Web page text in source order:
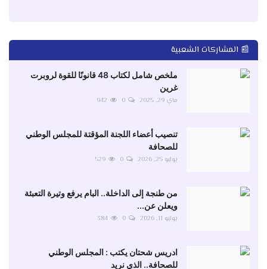
📰 المشاركات الشعبية
ملخص شامل لكتاب 48 قانونًا للقوة لروبرت
غرين
ماي 29, 2025
0
942
تنصيب أعضاء اللجنة المؤقتة للمجلس الوطني
للصحافة
يوليو 25, 2026
0
529
من طنجة إلى الداخلة.. البام يرفع وتيرة التعبئة
ويعلن عن...
يوليو 11, 2026
0
384
ادريس شحتان يكتب : المجلس الوطني
للصحافة.. الذي نريد